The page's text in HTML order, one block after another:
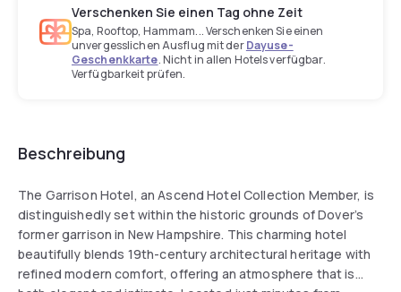
Verschenken Sie einen Tag ohne Zeit
Spa, Rooftop, Hammam... Verschenken Sie einen
unvergesslichen Ausflug mit derDayuse-
Geschenkkarte. Nicht in allen Hotels verfügbar.
Verfügbarkeit prüfen.
Beschreibung
The Garrison Hotel, an Ascend Hotel Collection Member, is
distinguishedly set within the historic grounds of Dover’s
former garrison in New Hampshire. This charming hotel
beautifully blends 19th-century architectural heritage with
refined modern comfort, offering an atmosphere that is